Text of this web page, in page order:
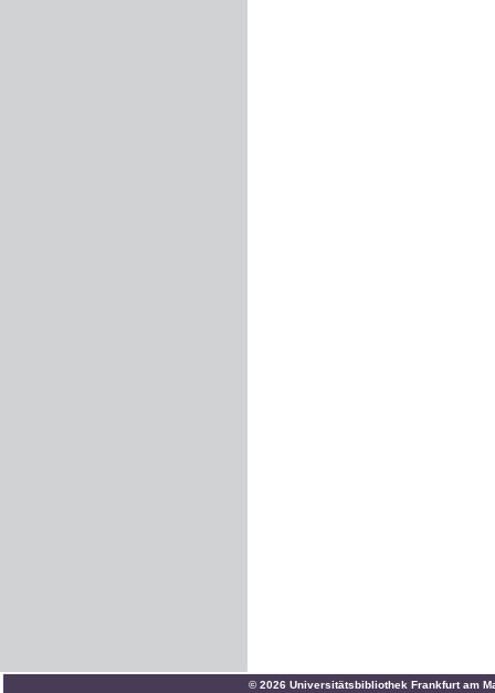
© 2026 Universitätsbibliothek Frankfurt am